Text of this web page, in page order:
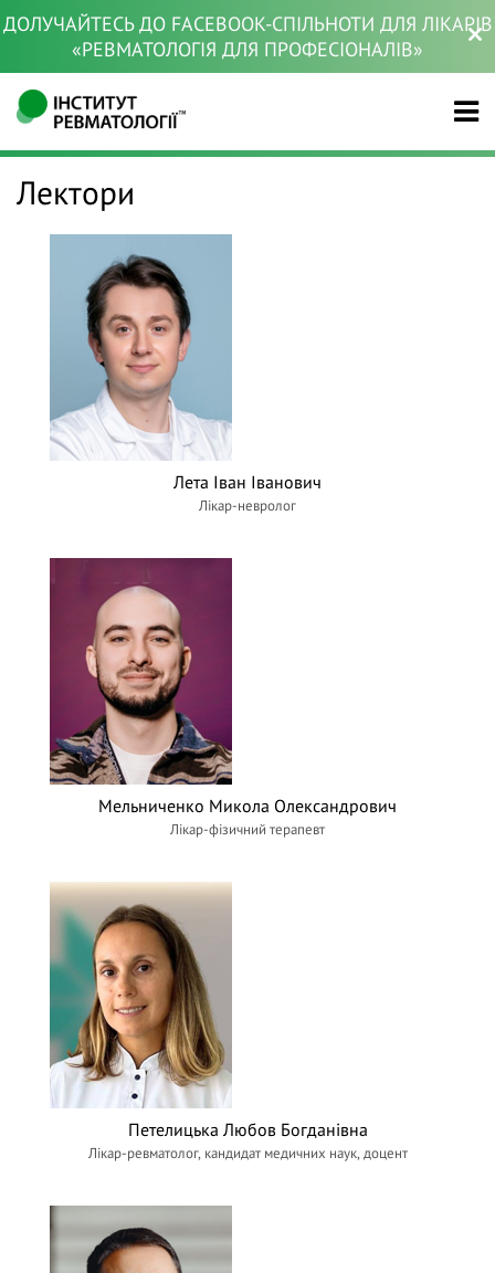
ДОЛУЧАЙТЕСЬ ДО FACEBOOK-СПІЛЬНОТИ ДЛЯ ЛІКАРІВ
«РЕВМАТОЛОГІЯ ДЛЯ ПРОФЕСІОНАЛІВ»
Лектори
Лета Іван Іванович
Лікар-невролог
Мельниченко Микола Олександрович
Лікар-фізичний терапевт
Петелицька Любов Богданівна
Лікар-ревматолог, кандидат медичних наук, доцент